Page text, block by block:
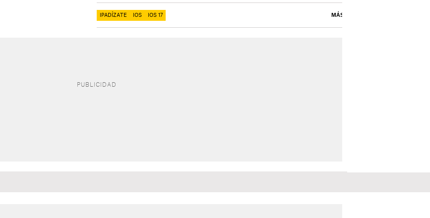
IPADÍZATE IOS IOS 17 MÁS